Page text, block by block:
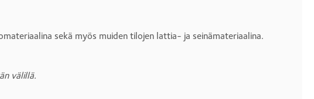
sekä myös muiden tilojen lattia- ja seinämateriaalina.
välillä.